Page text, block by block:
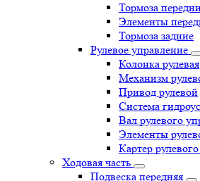
Тормоза
Элементы
Тормоза задние
Рулевое управление
Колонка рулевая
Механизм
Привод рулевой
Система
Вал рулевого
Элементы
Картер
Ходовая часть
Подвеска передняя